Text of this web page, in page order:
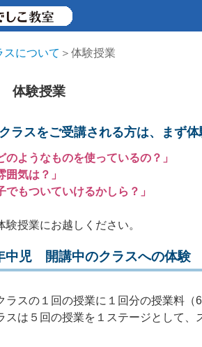
スについて ＞体験授業
体験授業
ラスをご受講される方は、まず体
のようなものを使っているの？」
囲気は？」
でもついていけるかしら？」
験授業にお越しください。
中児 開講中のクラスへの体験
ラスの１回の授業に１回分の授業料
スは５回の授業を１ステージとして、